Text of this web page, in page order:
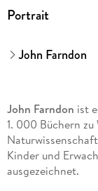
Portrait
John Farndon
John Farndon ist
1. 000 Büchern
Kinder und
ausgezeichnet.